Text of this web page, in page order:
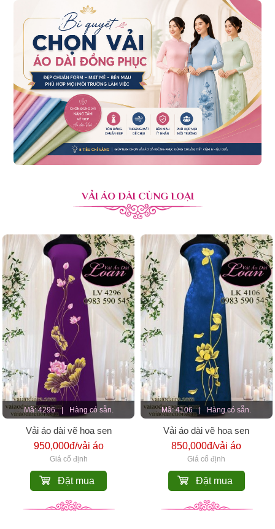
VẢI ÁO DÀI CÙNG LOẠI
Mã: 4296 | Hàng có sẵn.
Vải áo dài vẽ hoa sen
950,000đ/vải áo
Giá cố định
Đặt mua
Mã: 4106 | Hàng có sẵn.
Vải áo dài vẽ hoa sen
850,000đ/vải áo
Giá cố định
Đặt mua